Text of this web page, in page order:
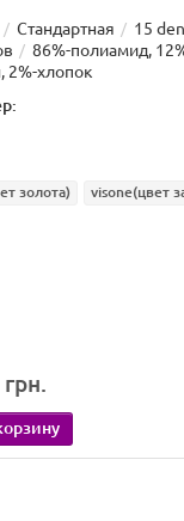
Стандартная 15 den
86%-полиамид,
2%-хлопок
золота) visone(цвет